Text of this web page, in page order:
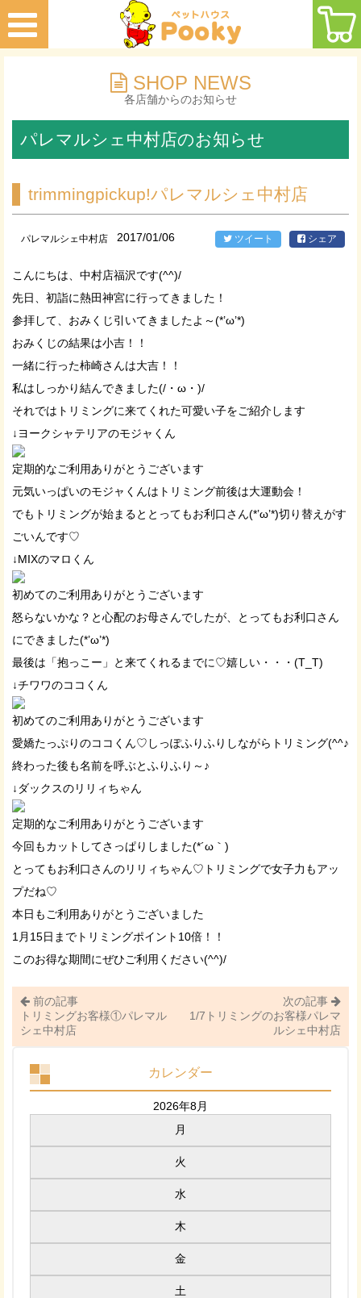
SHOP NEWS
各店舗からのお知らせ
パレマルシェ中村店のお知らせ
trimmingpickup!パレマルシェ中村店
パレマルシェ中村店 2017/01/06 ツイート シェア
こんにちは、中村店福沢です(^^)/
先日、初詣に熱田神宮に行ってきました！
参拝して、おみくじ引いてきましたよ～(*’ω’*)
おみくじの結果は小吉！！
一緒に行った柿崎さんは大吉！！
私はしっかり結んできました(/・ω・)/
それではトリミングに来てくれた可愛い子をご紹介します
↓ヨークシャテリアのモジャくん
定期的なご利用ありがとうございます
元気いっぱいのモジャくんはトリミング前後は大運動会！
でもトリミングが始まるととってもお利口さん(*’ω’*)切り替えがす
ごいんです♡
↓MIXのマロくん
初めてのご利用ありがとうございます
怒らないかな？と心配のお母さんでしたが、とってもお利口さん
にできました(*’ω’*)
最後は「抱っこー」と来てくれるまでに♡嬉しい・・・(T_T)
↓チワワのココくん
初めてのご利用ありがとうございます
愛嬌たっぷりのココくん♡しっぽふりふりしながらトリミング(^^♪
終わった後も名前を呼ぶとふりふり～♪
↓ダックスのリリィちゃん
定期的なご利用ありがとうございます
今回もカットしてさっぱりしました(*´ω｀)
とってもお利口さんのリリィちゃん♡トリミングで女子力もアッ
プだね♡
本日もご利用ありがとうございました
1月15日までトリミングポイント10倍！！
このお得な期間にぜひご利用ください(^^)/
前の記事
トリミングお客様①パレマル
シェ中村店
次の記事
1/7トリミングのお客様パレマ
ルシェ中村店
カレンダー
2026年8月
月
火
水
木
金
土